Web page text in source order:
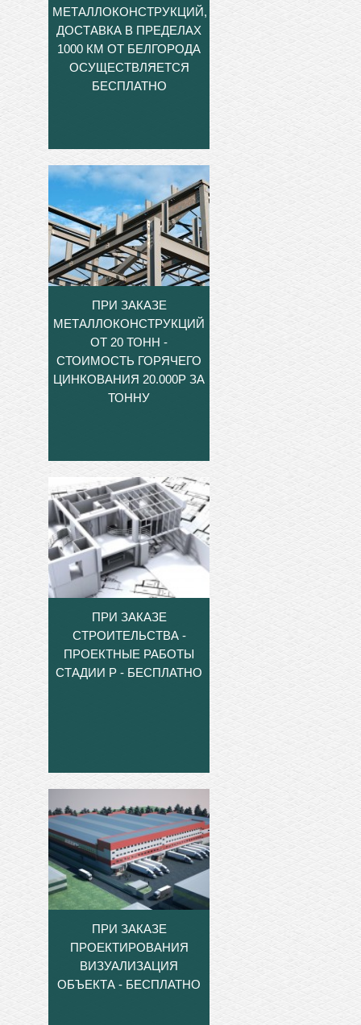
МЕТАЛЛОКОНСТРУКЦИЙ,
ДОСТАВКА В ПРЕДЕЛАХ
1000 КМ ОТ БЕЛГОРОДА
ОСУЩЕСТВЛЯЕТСЯ
БЕСПЛАТНО
ПРИ ЗАКАЗЕ
МЕТАЛЛОКОНСТРУКЦИЙ
ОТ 20 ТОНН -
СТОИМОСТЬ ГОРЯЧЕГО
ЦИНКОВАНИЯ 20.000Р ЗА
ТОННУ
ПРИ ЗАКАЗЕ
СТРОИТЕЛЬСТВА -
ПРОЕКТНЫЕ РАБОТЫ
СТАДИИ Р - БЕСПЛАТНО
ПРИ ЗАКАЗЕ
ПРОЕКТИРОВАНИЯ
ВИЗУАЛИЗАЦИЯ
ОБЪЕКТА - БЕСПЛАТНО